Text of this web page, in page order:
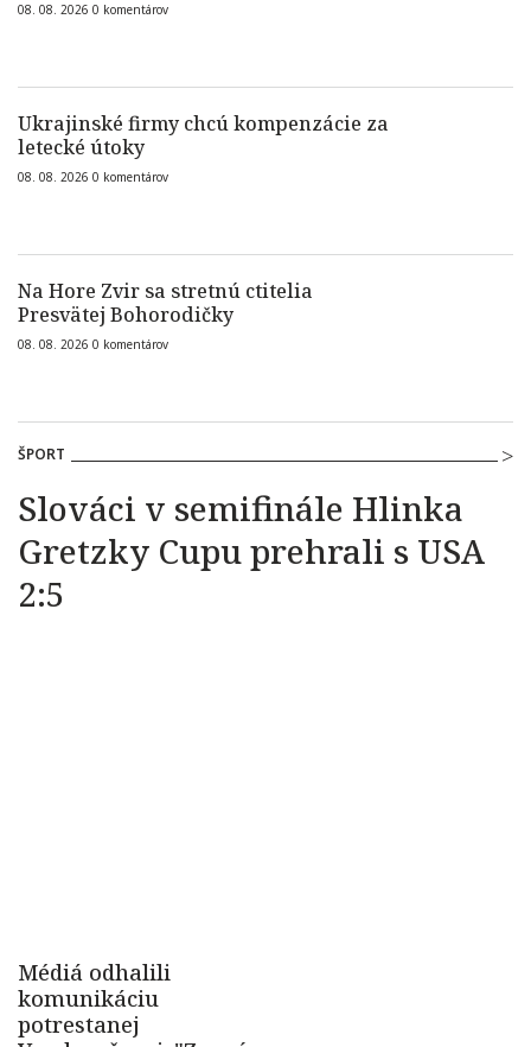
08. 08. 2026 0 komentárov
Ukrajinské firmy chcú kompenzácie za
letecké útoky
08. 08. 2026 0 komentárov
Na Hore Zvir sa stretnú ctitelia
Presvätej Bohorodičky
08. 08. 2026 0 komentárov
ŠPORT